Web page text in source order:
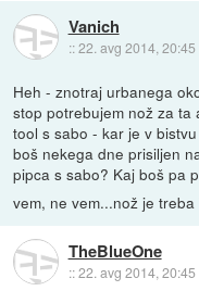
Vanich
::22. avg 2014, 20:45
Heh - znotraj urbanega
stop potrebujem nož za ta
tool s sabo - kar je v
boš nekega dne prisiljen
pipca s sabo? Kaj boš pa
vem, ne vem...nož je
TheBlueOne
::22. avg 2014, 20:45